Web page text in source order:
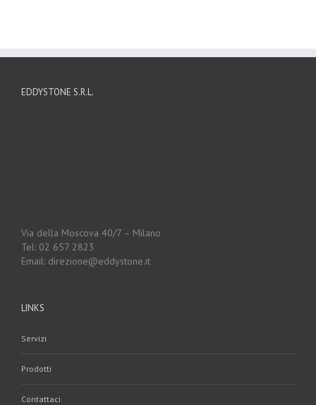
EDDYSTONE S.R.L.
Via della Moscova 40/7 – Milano
Tel: 02 657 2823
Email: direzione@eddystone.it
LINKS
Servizi
Prodotti
Contattaci